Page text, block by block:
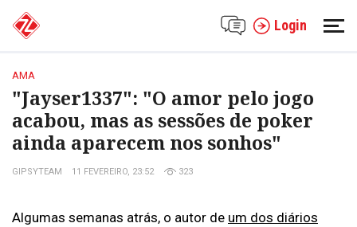
Login
AMA
"Jayser1337": "O amor pelo jogo
acabou, mas as sessões de poker
ainda aparecem nos sonhos"
GIPSYTEAM 11 FEVEREIRO, 23:52 323
Algumas semanas atrás, o autor de um dos diários